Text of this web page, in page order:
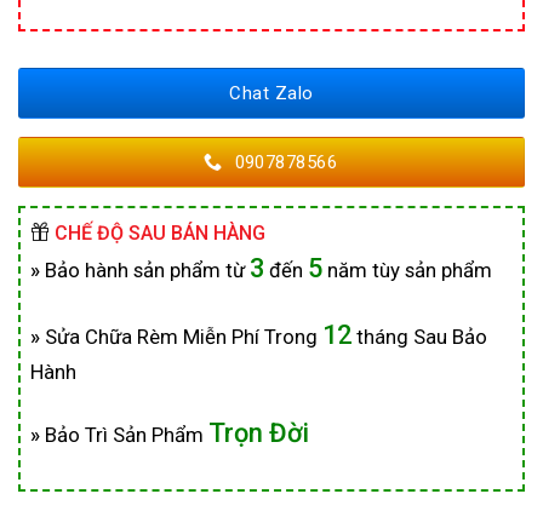
Chat Zalo
0907878566
CHẾ ĐỘ SAU BÁN HÀNG
» Bảo hành sản phẩm từ 3 đến 5 năm tùy sản phẩm
» Sửa Chữa Rèm Miễn Phí Trong 12 tháng Sau Bảo
Hành
» Bảo Trì Sản Phẩm Trọn Đời